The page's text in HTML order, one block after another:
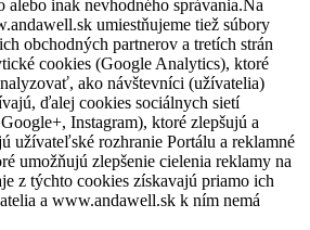
alebo inak nevhodného správania.Na
umiestňujeme tiež súbory
obchodných partnerov a tretích strán
cookies (Google Analytics), ktoré
ako návštevníci (užívatelia)
ďalej cookies sociálnych sietí
Instagram), ktoré zlepšujú a
užívateľské rozhranie Portálu a reklamné
umožňujú zlepšenie cielenia reklamy na
z týchto cookies získavajú priamo ich
a www.andawell.sk k ním nemá